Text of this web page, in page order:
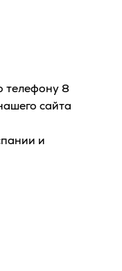
телефону 8
сайта
и